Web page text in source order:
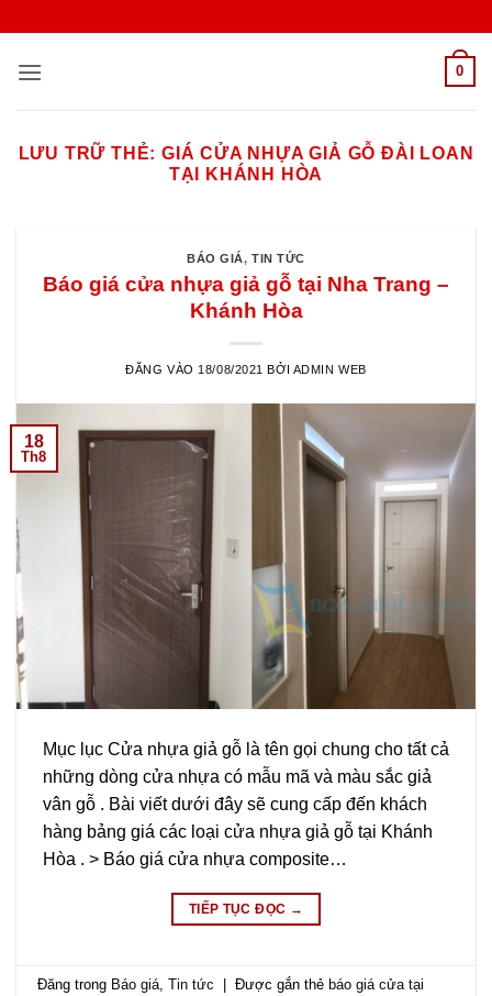
nội
0
LƯU TRỮ THẺ: GIÁ CỬA NHỰA GIẢ GỖ ĐÀI LOAN
TẠI KHÁNH HÒA
BÁO GIÁ,TIN TỨC
Báo giá cửa nhựa giả gỗ tại Nha Trang –
Khánh Hòa
ĐĂNG VÀO 18/08/2021 BỞI ADMIN WEB
18
Th8
Mục lục Cửa nhựa giả gỗ là tên gọi chung cho tất cả
những dòng cửa nhựa có mẫu mã và màu sắc giả
vân gỗ . Bài viết dưới đây sẽ cung cấp đến khách
hàng bảng giá các loại cửa nhựa giả gỗ tại Khánh
Hòa . > Báo giá cửa nhựa composite…
TIẾP TỤC ĐỌC →
Đăng trong Báo giá ,Tin tức | Được gắn thẻbáo giá cửa tại